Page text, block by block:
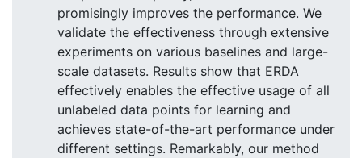
promisingly improves the performance. We
validate the effectiveness through extensive
experiments on various baselines and large-
scale datasets. Results show that ERDA
effectively enables the effective usage of all
unlabeled data points for learning and
achieves state-of-the-art performance under
different settings. Remarkably, our method